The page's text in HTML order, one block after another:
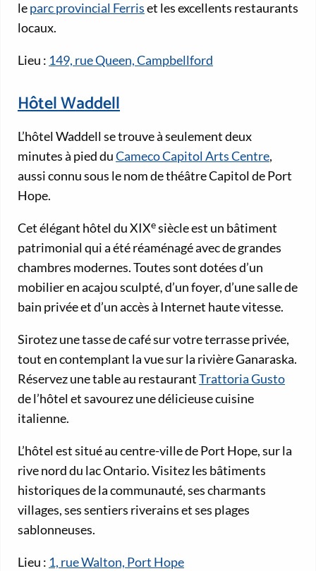
leparc provincial Ferriset les excellents restaurants
locaux.
Lieu : 149, rue Queen, Campbellford
Hôtel Waddell
L’hôtel Waddell se trouve à seulement deux
minutes à pied duCameco Capitol Arts Centre,
aussi connu sous le nom de théâtre Capitol de Port
Hope.
Cet élégant hôtel du XIXesiècle est un bâtiment
patrimonial qui a été réaménagé avec de grandes
chambres modernes. Toutes sont dotées d’un
mobilier en acajou sculpté, d’un foyer, d’une salle de
bain privée et d’un accès à Internet haute vitesse.
Sirotez une tasse de café sur votre terrasse privée,
tout en contemplant la vue sur la rivière Ganaraska.
Réservez une table au restaurantTrattoria Gusto
de l’hôtel et savourez une délicieuse cuisine
italienne.
L’hôtel est situé au centre-ville de Port Hope, sur la
rive nord du lac Ontario. Visitez les bâtiments
historiques de la communauté, ses charmants
villages, ses sentiers riverains et ses plages
sablonneuses.
Lieu : 1, rue Walton, Port Hope